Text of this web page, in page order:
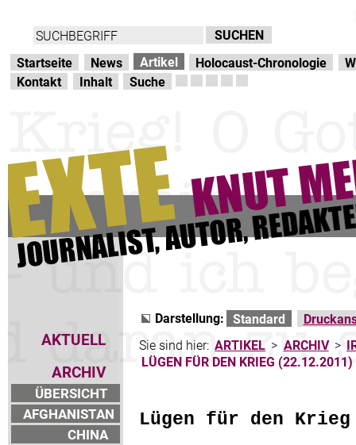
Startseite News Artikel Holocaust-Chronologie
Kontakt
Inhalt Suche
AKTUELL
ARCHIV
ÜBERSICHT
AFGHANISTAN
CHINA
Darstellung: Standard
Sie sind hier: ARTIKEL > ARCHIV >
LÜGEN FÜR DEN KRIEG (22.12.2011)
Lügen für den Krieg